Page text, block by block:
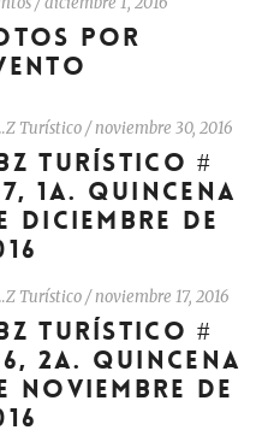
POR
Turístico/noviembre 30, 2016
TURÍSTICO #
1A. QUINCENA
DICIEMBRE DE
Turístico/noviembre 17, 2016
TURÍSTICO #
2A. QUINCENA
NOVIEMBRE DE